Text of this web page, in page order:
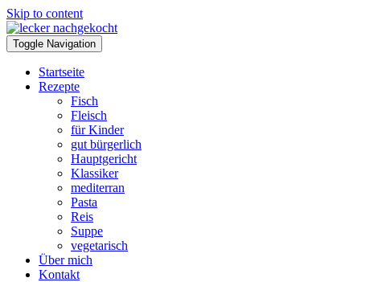
Skip to content
Toggle Navigation
Startseite
Rezepte
Fisch
Fleisch
für Kinder
gut bürgerlich
Hauptgericht
Klassiker
mediterran
Pasta
Reis
Suppe
vegetarisch
Über mich
Kontakt